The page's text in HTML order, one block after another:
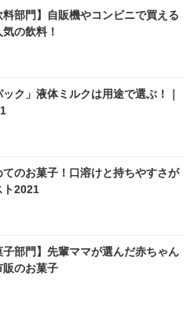
料部門】自販機やコンビニで買える
の飲料！
ック」液体ミルクは用途で選ぶ！｜
のお菓子！口溶けと持ちやすさが
ト2021
子部門】先輩ママが選んだ赤ちゃん
販のお菓子